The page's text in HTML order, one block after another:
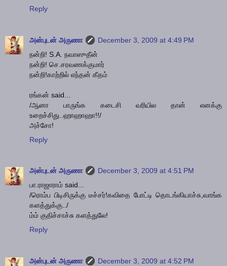
Reply
அன்புடன் அருணா
December 3, 2009 at 4:49 PM
நன்றி! S.A. நவாஸுதீன்
நன்றி! செ.சரவணக்குமார்
நன்றி!காற்றில் எந்தன் கீதம்
ரங்கன் said...
/ஆனா பாருங்க கடைசி வரியில தான் எனக்கு
உறைச்சிது..ஹாஹாஹா!!/
அச்சோ!
Reply
அன்புடன் அருணா
December 3, 2009 at 4:51 PM
பா.ராஜாராம் said...
/ரொம்ப பிடிசிருக்கு டீச்சர்!கவிதை போட்டி தொடங்கியாச்சு,வாங்க
களத்துக்கு../
ம்ம் குதிச்சாச்சு களத்துலே!
Reply
அன்புடன் அருணா
December 3, 2009 at 4:52 PM